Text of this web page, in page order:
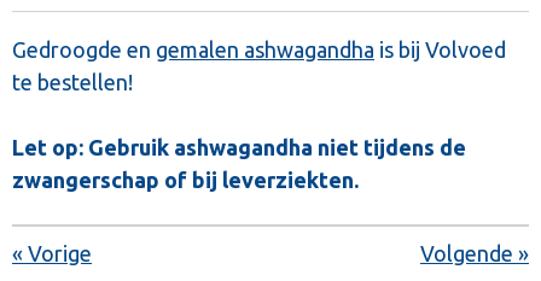
Gedroogde en gemalen ashwagandha is bij Volvoed
te bestellen!
Let op: Gebruik ashwagandha niet tijdens de
zwangerschap of bij leverziekten.
« Vorige Volgende »